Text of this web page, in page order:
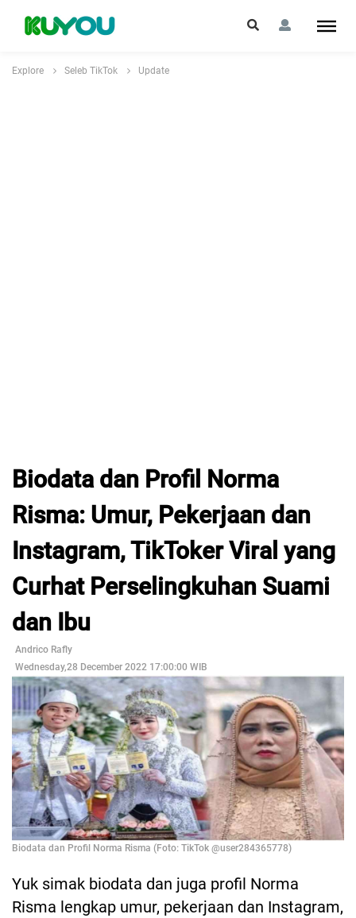
Explore Seleb TikTok Update
Biodata dan Profil Norma
Risma: Umur, Pekerjaan dan
Instagram, TikToker Viral yang
Curhat Perselingkuhan Suami
dan Ibu
Andrico Rafly
Wednesday,28 December 2022 17:00:00 WIB
Biodata dan Profil Norma Risma (Foto: TikTok @user284365778)
Yuk simak biodata dan juga profil Norma
Risma lengkap umur, pekerjaan dan Instagram,